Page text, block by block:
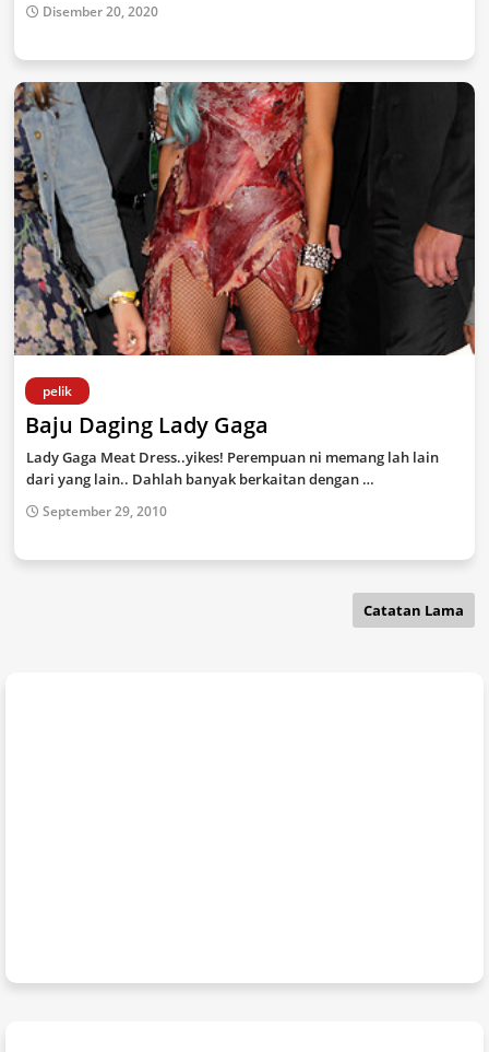
Disember 20, 2020
pelik
Baju Daging Lady Gaga
Lady Gaga Meat Dress..yikes! Perempuan ni memang lah lain
dari yang lain.. Dahlah banyak berkaitan dengan …
September 29, 2010
Catatan Lama